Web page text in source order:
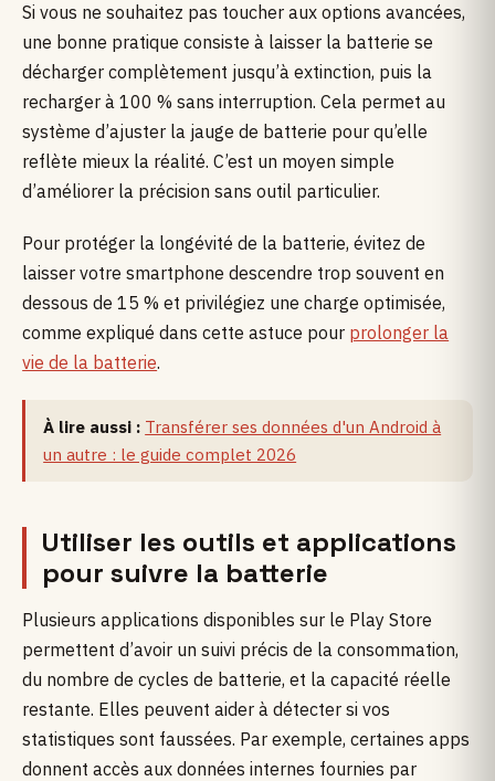
Si vous ne souhaitez pas toucher aux options avancées,
une bonne pratique consiste à laisser la batterie se
décharger complètement jusqu’à extinction, puis la
recharger à 100 % sans interruption. Cela permet au
système d’ajuster la jauge de batterie pour qu’elle
reflète mieux la réalité. C’est un moyen simple
d’améliorer la précision sans outil particulier.
Pour protéger la longévité de la batterie, évitez de
laisser votre smartphone descendre trop souvent en
dessous de 15 % et privilégiez une charge optimisée,
comme expliqué dans cette astuce pour prolonger la
vie de la batterie.
À lire aussi : Transférer ses données d'un Android à
un autre : le guide complet 2026
Utiliser les outils et applications
pour suivre la batterie
Plusieurs applications disponibles sur le Play Store
permettent d’avoir un suivi précis de la consommation,
du nombre de cycles de batterie, et la capacité réelle
restante. Elles peuvent aider à détecter si vos
statistiques sont faussées. Par exemple, certaines apps
donnent accès aux données internes fournies par